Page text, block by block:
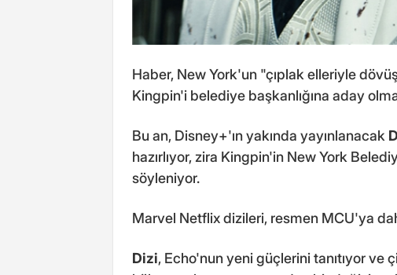
Haber, New York'un "çıplak elleriyle
Kingpin'i belediye başkanlığına aday
Bu an, Disney+'ın yakında yayınlanacak
hazırlıyor, zira Kingpin'in New York
söyleniyor.
Marvel Netflix dizileri, resmen MCU'ya
Dizi, Echo'nun yeni güçlerini tanıtıyor ve